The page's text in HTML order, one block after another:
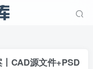
CAD源文件+PSD